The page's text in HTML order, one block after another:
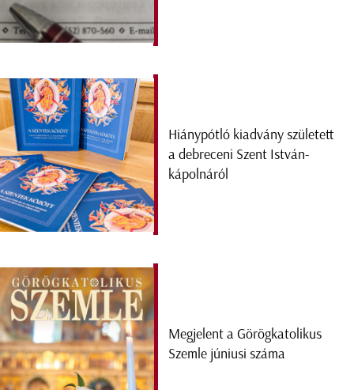
Hiánypótló kiadvány született
a debreceni Szent István-
kápolnáról
Megjelent a Görögkatolikus
Szemle júniusi száma